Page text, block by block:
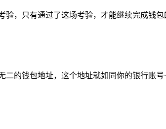
，只有通过了这场考验，才能继续完成钱
的钱包地址，这个地址就如同你的银行账